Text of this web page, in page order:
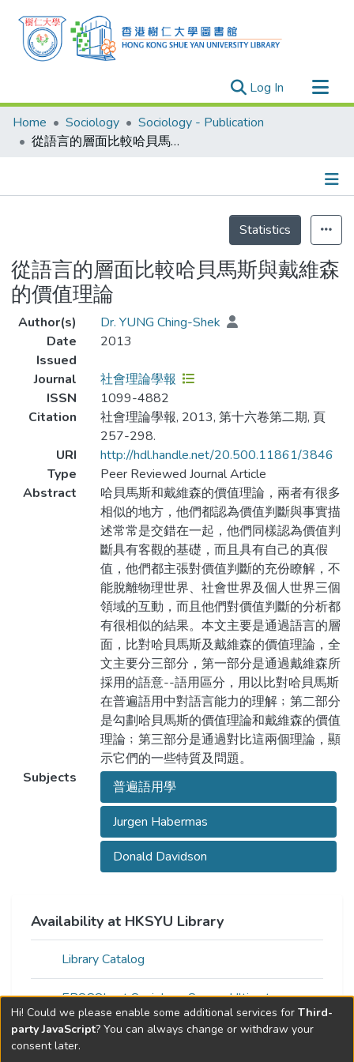
Log In (current)
Research Outputs
Researchers
Projects
Home Sociology
Sociology - Publication
從語言的層面比較哈貝馬斯與戴維森的價值理論
Statistics
從語言的層面比較哈貝馬斯與戴維森
的價值理論
Author(s)
Dr. YUNG Ching-Shek
Date
Issued
2013
Journal
社會理論學報
ISSN
1099-4882
Citation
社會理論學報, 2013, 第十六卷第二期, 頁
257-298.
URI
http://hdl.handle.net/20.500.11861/3846
Type
Peer Reviewed Journal Article
Abstract
哈貝馬斯和戴維森的價值理論，兩者有很多
相似的地方，他們都認為價值判斷與事實描
述常常是交錯在一起，他們同樣認為價值判
斷具有客觀的基礎，而且具有自己的真假
值，他們都主張對價值判斷的充份瞭解，不
能脫離物理世界、社會世界及個人世界三個
領域的互動，而且他們對價值判斷的分析都
有很相似的結果。本文主要是通過語言的層
面，比對哈貝馬斯及戴維森的價值理論，全
文主要分三部分，第一部分是通過戴維森所
採用的語意--語用區分，用以比對哈貝馬斯
在普遍語用中對語言能力的理解﹔第二部分
是勾劃哈貝馬斯的價值理論和戴維森的價值
理論﹔第三部分是通過對比這兩個理論，顯
示它們的一些特質及問題。
Subjects
普遍語用學
Jurgen Habermas
Donald Davidson
Availability at HKSYU Library
Library Catalog
EBSCOhost Sociology Source Ultimate
Hi! Could we please enable some additional services for Third-
party JavaScript? You can always change or withdraw your
consent later.